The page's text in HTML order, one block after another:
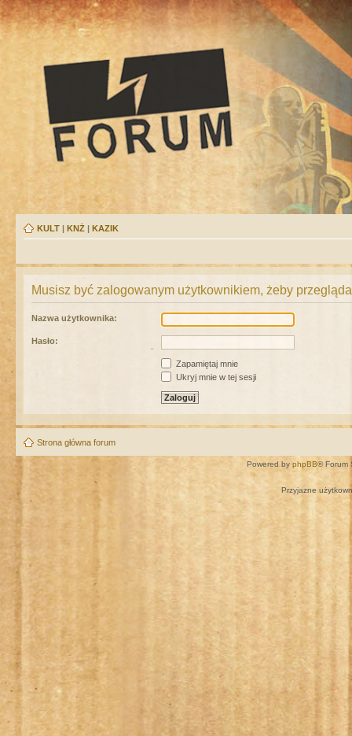
KULT | KNŻ | KAZIK
Musisz być zalogowanym użytkownikiem, żeby
Nazwa użytkownika:
Hasło:
Zapamiętaj mnie
Ukryj mnie w tej sesji
Strona główna forum
Powered by phpBB® Forum
Przyjazne